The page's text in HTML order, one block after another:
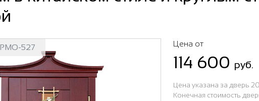
527 Цена от
114 600 руб.
Цена указана за дверь
Конечная стоимость